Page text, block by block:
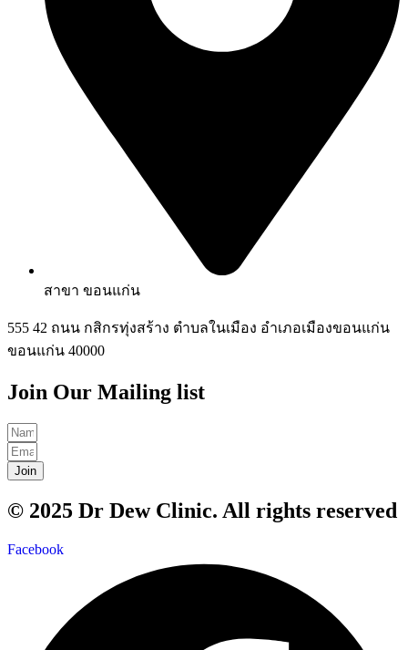
สาขา ขอนแก่น
555 42 ถนน กสิกรทุ่งสร้าง ตำบลในเมือง อำเภอเมืองขอนแก่น
ขอนแก่น 40000
Join Our Mailing list
Join
© 2025 Dr Dew Clinic. All rights reserved
Facebook